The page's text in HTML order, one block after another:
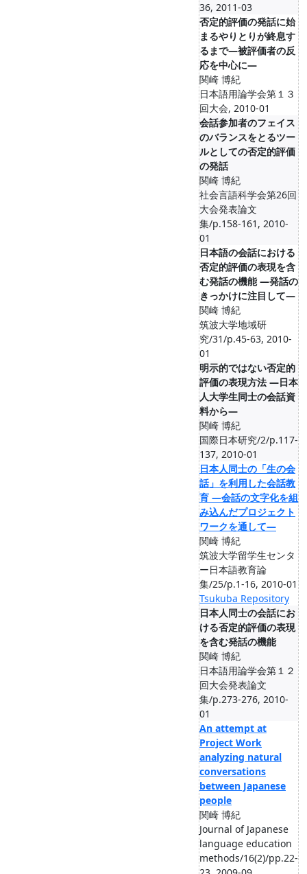
36, 2011-03
否定的評価の発話に始
まるやりとりが終息す
るまで―被評価者の反
応を中心に―
関崎 博紀
日本語用論学会第１３
回大会, 2010-01
会話参加者のフェイス
のバランスをとるツー
ルとしての否定的評価
の発話
関崎 博紀
社会言語科学会第26回
大会発表論文
集/p.158-161, 2010-
01
日本語の会話における
否定的評価の表現を含
む発話の機能 ―発話の
きっかけに注目して―
関崎 博紀
筑波大学地域研
究/31/p.45-63, 2010-
01
明示的ではない否定的
評価の表現方法 ―日本
人大学生同士の会話資
料から―
関崎 博紀
国際日本研究/2/p.117-
137, 2010-01
日本人同士の「生の会
話」を利用した会話教
育 ―会話の文字化を組
み込んだプロジェクト
ワークを通して―
関崎 博紀
筑波大学留学生センタ
ー日本語教育論
集/25/p.1-16, 2010-01
Tsukuba Repository
日本人同士の会話にお
ける否定的評価の表現
を含む発話の機能
関崎 博紀
日本語用論学会第１２
回大会発表論文
集/p.273-276, 2010-
01
An attempt at
Project Work
analyzing natural
conversations
between Japanese
people
関崎 博紀
Journal of Japanese
language education
methods/16(2)/pp.22-